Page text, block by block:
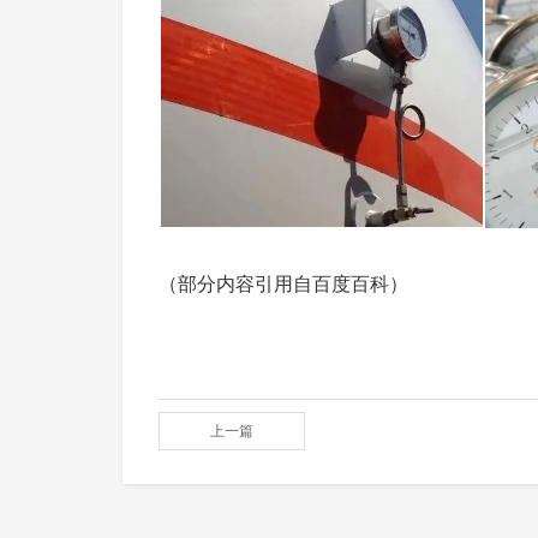
（部分内容引用自百度百科）
上一篇